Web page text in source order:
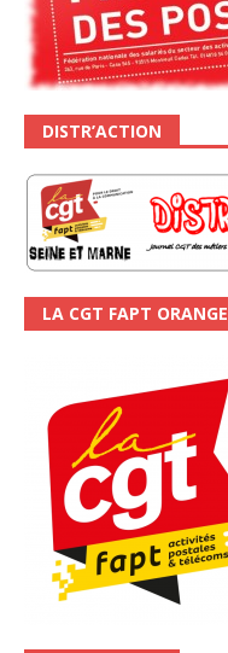
DISTR’ACTION
LA CGT FAPT ORANGE